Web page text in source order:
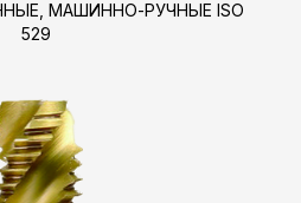
МАШИННО-РУЧНЫЕ ISO
529